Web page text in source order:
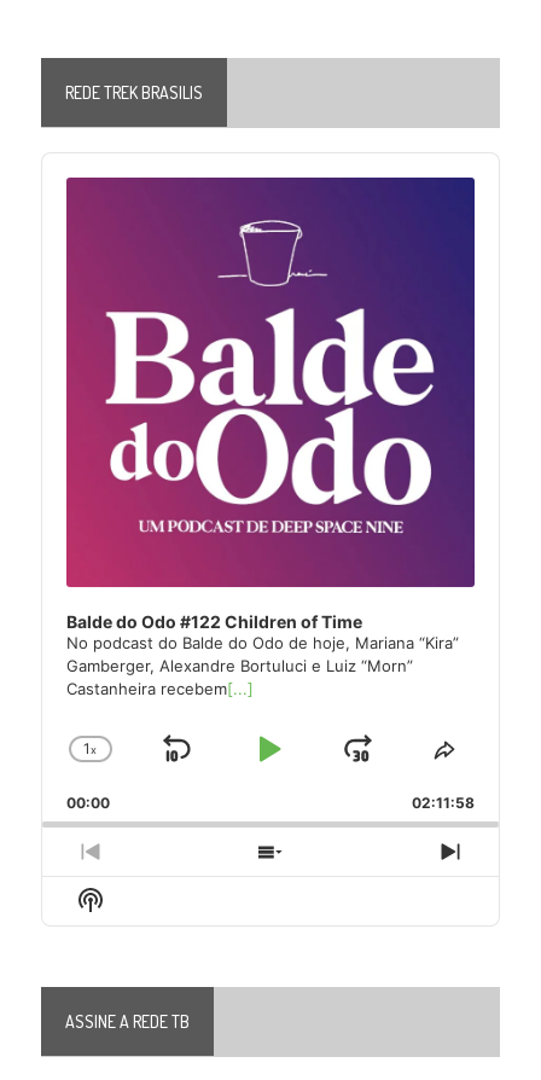
REDE TREK BRASILIS
Audio
Player
Balde do Odo #122 Children of Time
No podcast do Balde do Odo de hoje, Mariana “Kira”
Gamberger, Alexandre Bortuluci e Luiz “Morn”
Castanheira recebem[...]
Change
Rate
1x
Skip
Play
Jump
Forward
Share
Episode
00:00 02:11:58
Previous
Episode
Show
Episodes
Next
Episode
Show
Podcast
ASSINE A REDE TB